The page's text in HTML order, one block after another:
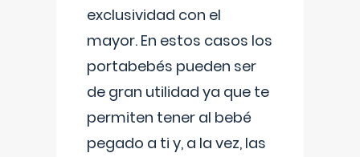
exclusividad con el
mayor. En estos casos los
portabebés pueden ser
de gran utilidad ya que te
permiten tener al bebé
pegado a ti y, a la vez, las